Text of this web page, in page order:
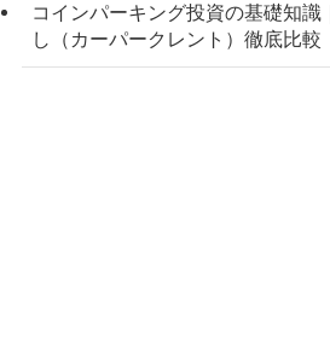
コインパーキング投資の基礎知識
し（カーパークレント）徹底比較